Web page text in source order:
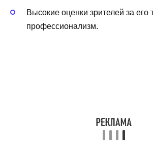
Высокие оценки зрителей за его
профессионализм.